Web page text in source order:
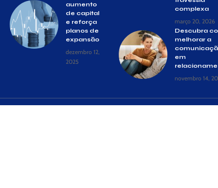
aumento
de capital
e reforça
planos de
expansão
dezembro 12,
2025
complexa
março 20, 2026
Descubra
melhorar a
em
novembro 14,